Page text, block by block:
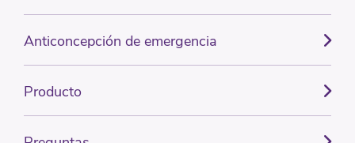
Anticoncepción de emergencia
Producto